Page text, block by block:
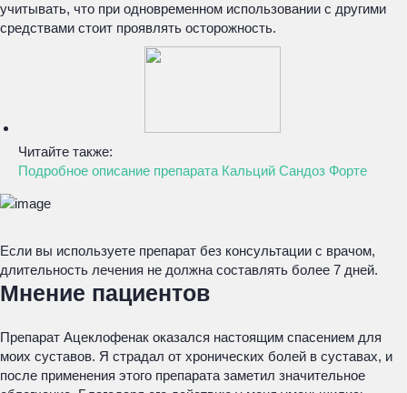
учитывать, что при одновременном использовании с другими
средствами стоит проявлять осторожность.
Читайте также:
Подробное описание препарата Кальций Сандоз Форте
Если вы используете препарат без консультации с врачом,
длительность лечения не должна составлять более 7 дней.
Мнение пациентов
Препарат Ацеклофенак оказался настоящим спасением для
моих суставов. Я страдал от хронических болей в суставах, и
после применения этого препарата заметил значительное